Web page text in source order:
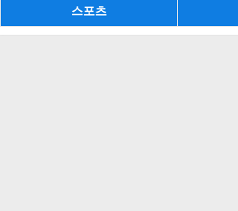
스포츠